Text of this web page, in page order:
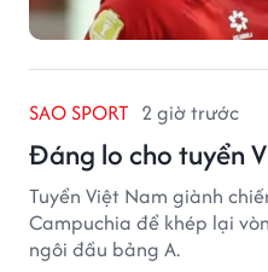
SAO SPORT 2 giờ trước
Đáng lo cho tuyển
Tuyển Việt Nam giành
Campuchia để khép lại
ngôi đầu bảng A.